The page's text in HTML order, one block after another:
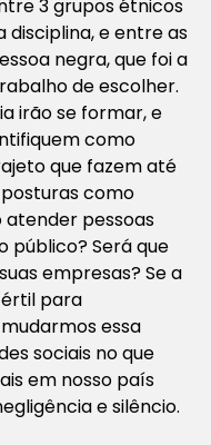
3 grupos étnicos
e entre as
negra, que foi a
de escolher.
irão se formar, e
como
que fazem até
como
atender pessoas
público? Será que
empresas? Se a
para
essa
sociais no que
em nosso país
e silêncio.